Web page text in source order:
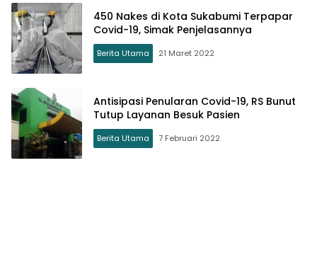
450 Nakes di Kota Sukabumi Terpapar
Covid-19, Simak Penjelasannya
Berita Utama 21 Maret 2022
Antisipasi Penularan Covid-19, RS Bunut
Tutup Layanan Besuk Pasien
Berita Utama 7 Februari 2022